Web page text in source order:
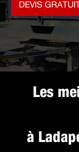
DEVIS
Les
à